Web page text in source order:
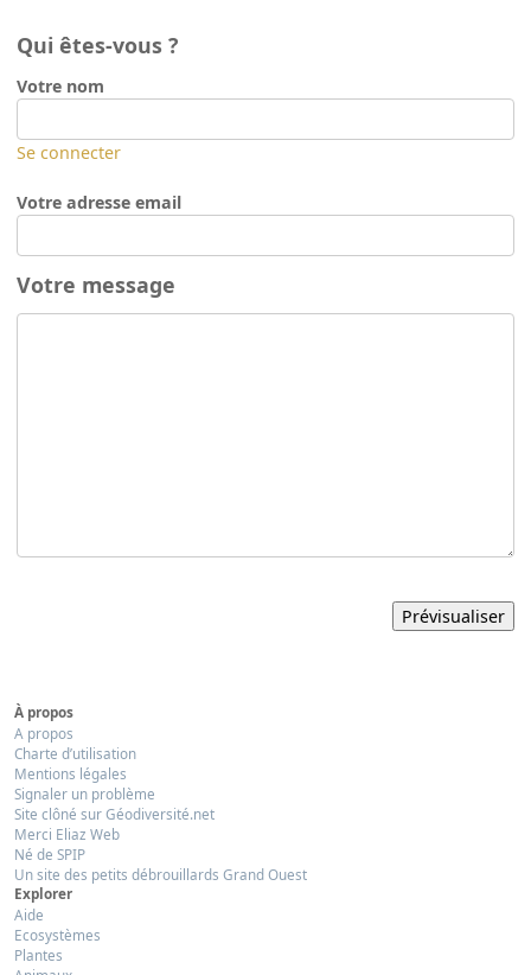
Qui êtes-vous ?
Votre nom
Se connecter
Votre adresse email
Votre message
À propos
A propos
Charte d’utilisation
Mentions légales
Signaler un problème
Site clôné sur Géodiversité.net
Merci Eliaz Web
Né de SPIP
Un site des petits débrouillards Grand Ouest
Explorer
Aide
Ecosystèmes
Plantes